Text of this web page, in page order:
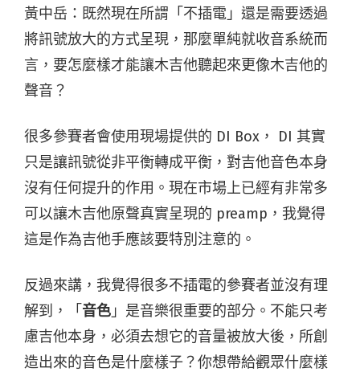
黃中岳：既然現在所謂「不插電」還是需要透過
將訊號放大的方式呈現，那麼單純就收音系統而
言，要怎麼樣才能讓木吉他聽起來更像木吉他的
聲音？
很多參賽者會使用現場提供的 DI Box， DI 其實
只是讓訊號從非平衡轉成平衡，對吉他音色本身
沒有任何提升的作用。現在市場上已經有非常多
可以讓木吉他原聲真實呈現的 preamp，我覺得
這是作為吉他手應該要特別注意的。
反過來講，我覺得很多不插電的參賽者並沒有理
解到，「 音色 」是音樂很重要的部分。不能只考
慮吉他本身，必須去想它的音量被放大後，所創
造出來的音色是什麼樣子？你想帶給觀眾什麼樣